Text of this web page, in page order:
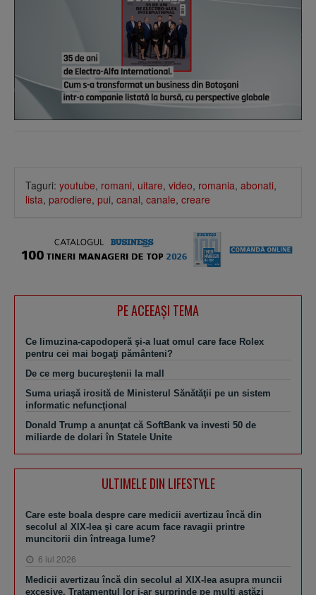
Taguri: youtube, romani, uitare, video, romania, abonati,
lista, parodiere, pui, canal, canale, creare
PE ACEEAŞI TEMA
Ce limuzina-capodoperă şi-a luat omul care face Rolex
pentru cei mai bogaţi pământeni?
De ce merg bucureştenii la mall
Suma uriaşă irosită de Ministerul Sănătăţii pe un sistem
informatic nefuncţional
Donald Trump a anunţat că SoftBank va investi 50 de
miliarde de dolari în Statele Unite
ULTIMELE DIN LIFESTYLE
Care este boala despre care medicii avertizau încă din
secolul al XIX-lea şi care acum face ravagii printre
muncitorii din întreaga lume?
6 iul 2026
Medicii avertizau încă din secolul al XIX-lea asupra muncii
excesive. Tratamentul lor i-ar surprinde pe mulţi astăzi